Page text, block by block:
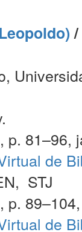
/
81–96,
de
, STJ
p.
de